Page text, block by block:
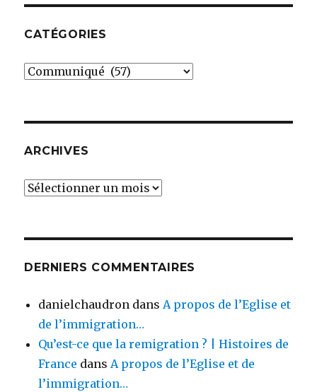
CATÉGORIES
Catégories
ARCHIVES
Archives
DERNIERS COMMENTAIRES
danielchaudron dansA propos de l’Eglise et
de l’immigration…
Qu’est-ce que la remigration ? | Histoires de
France dansA propos de l’Eglise et de
l’immigration…